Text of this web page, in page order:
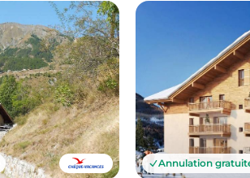
Annulation